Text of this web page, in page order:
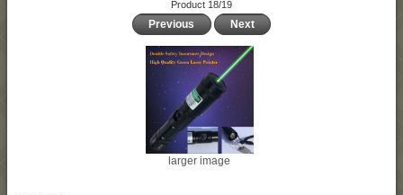
Product 18/19
Previous Next
larger image